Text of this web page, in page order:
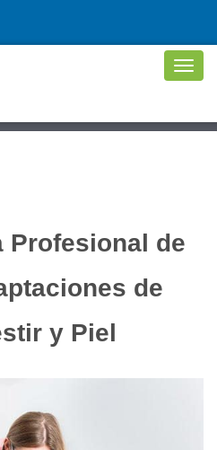
Profesional de
de
y Piel